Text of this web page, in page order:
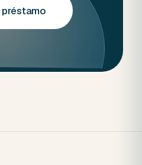
préstamo